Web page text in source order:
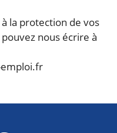
la protection de vos
nous écrire à
emploi.fr